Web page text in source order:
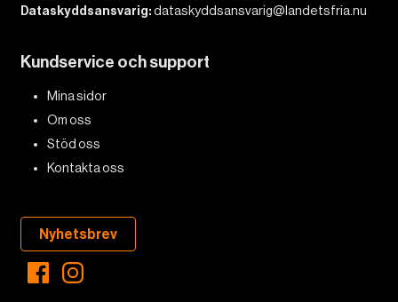
Dataskyddsansvarig:dataskyddsansvarig@landetsfria.nu
Kundservice och support
Mina sidor
Om oss
Stöd oss
Kontakta oss
Nyhetsbrev